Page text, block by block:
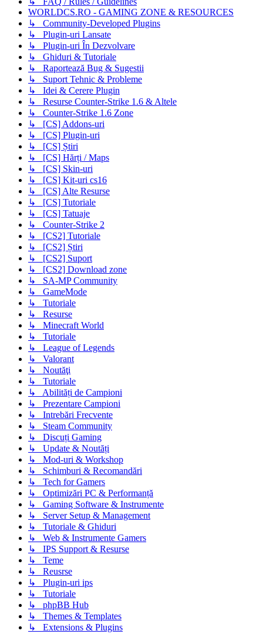
WORLDCS.RO - GAMING ZONE & RESOURCES
↳ Community-Developed Plugins
↳ Plugin-uri Lansate
↳ Plugin-uri În Dezvolvare
↳ Ghiduri & Tutoriale
↳ Raportează Bug & Sugestii
↳ Suport Tehnic & Probleme
↳ Idei & Cerere Plugin
↳ Resurse Counter-Strike 1.6 & Altele
↳ Counter-Strike 1.6 Zone
↳ [CS] Addons-uri
↳ [CS] Plugin-uri
↳ [CS] Știri
↳ [CS] Hărți / Maps
↳ [CS] Skin-uri
↳ [CS] Kit-uri cs16
↳ [CS] Alte Resurse
↳ [CS] Tutoriale
↳ [CS] Tatuaje
↳ Counter-Strike 2
↳ [CS2] Tutoriale
↳ [CS2] Știri
↳ [CS2] Suport
↳ [CS2] Download zone
↳ SA-MP Community
↳ GameMode
↳ Tutoriale
↳ Resurse
↳ Minecraft World
↳ Tutoriale
↳ League of Legends
↳ Valorant
↳ Noutăţi
↳ Tutoriale
↳ Abilități de Campioni
↳ Prezentare Campioni
↳ Intrebări Frecvente
↳ Steam Community
↳ Discuți Gaming
↳ Update & Noutăți
↳ Mod-uri & Workshop
↳ Schimburi & Recomandări
↳ Tech for Gamers
↳ Optimizări PC & Performanță
↳ Gaming Software & Instrumente
↳ Server Setup & Management
↳ Tutoriale & Ghiduri
↳ Web & Instrumente Gamers
↳ IPS Support & Resurse
↳ Teme
↳ Reusrse
↳ Plugin-uri ips
↳ Tutoriale
↳ phpBB Hub
↳ Themes & Templates
↳ Extensions & Plugins